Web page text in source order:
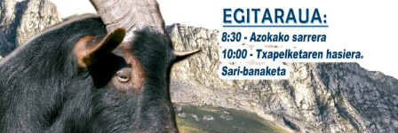
Iragarki-taula
Lursail Market